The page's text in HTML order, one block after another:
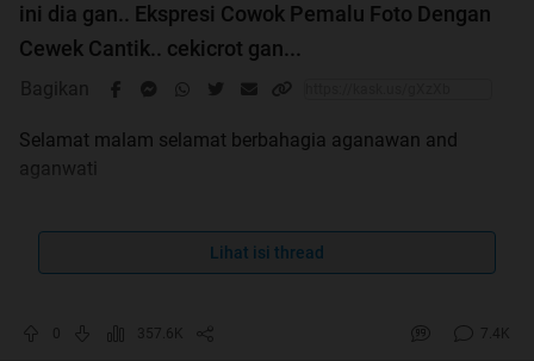
ini dia gan.. Ekspresi Cowok Pemalu Foto Dengan
Cewek Cantik.. cekicrot gan...
Bagikan
Selamat malam selamat berbahagia aganawan and
aganwati
Maaf jika
Lihat isi thread
0 357.6K 7.4K